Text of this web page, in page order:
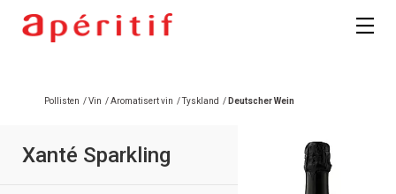
Pollisten /Vin /Aromatisert vin /Tyskland / Deutscher Wein
Xanté Sparkling